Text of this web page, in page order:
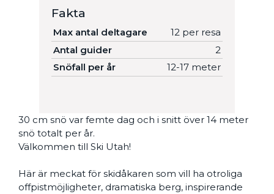
Fakta
Max antal deltagare
12 per resa
Antal guider
2
Snöfall per år
12-17 meter
30 cm snö var femte dag och i snitt över 14 meter
snö totalt per år.
Välkommen till Ski Utah!
Här är meckat för skidåkaren som vill ha otroliga
offpistmöjligheter, dramatiska berg, inspirerande